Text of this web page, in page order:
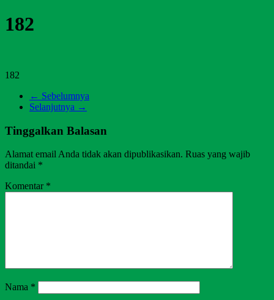
182
182
← Sebelumnya
Selanjutnya →
Tinggalkan Balasan
Alamat email Anda tidak akan dipublikasikan. Ruas yang wajib
ditandai *
Komentar *
Nama *